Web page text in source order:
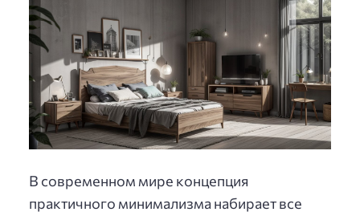
В современном мире концепция
практичного минимализма набирает все